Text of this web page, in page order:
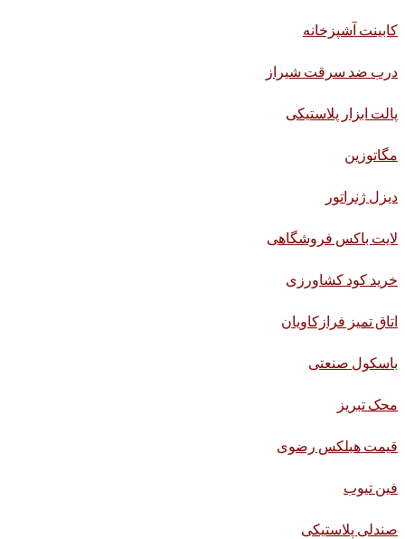
کابینت آشپزخانه
درب ضد سرقت شیراز
پالت ابزار پلاستیکی
مگاتوزین
دیزل ژنراتور
لایت باکس فروشگاهی
خرید کود کشاورزی
اتاق تمیز فرازکاویان
باسکول صنعتی
محک تبریز
قیمت هبلکس رضوی
فین تیوب
صندلی پلاستیکی